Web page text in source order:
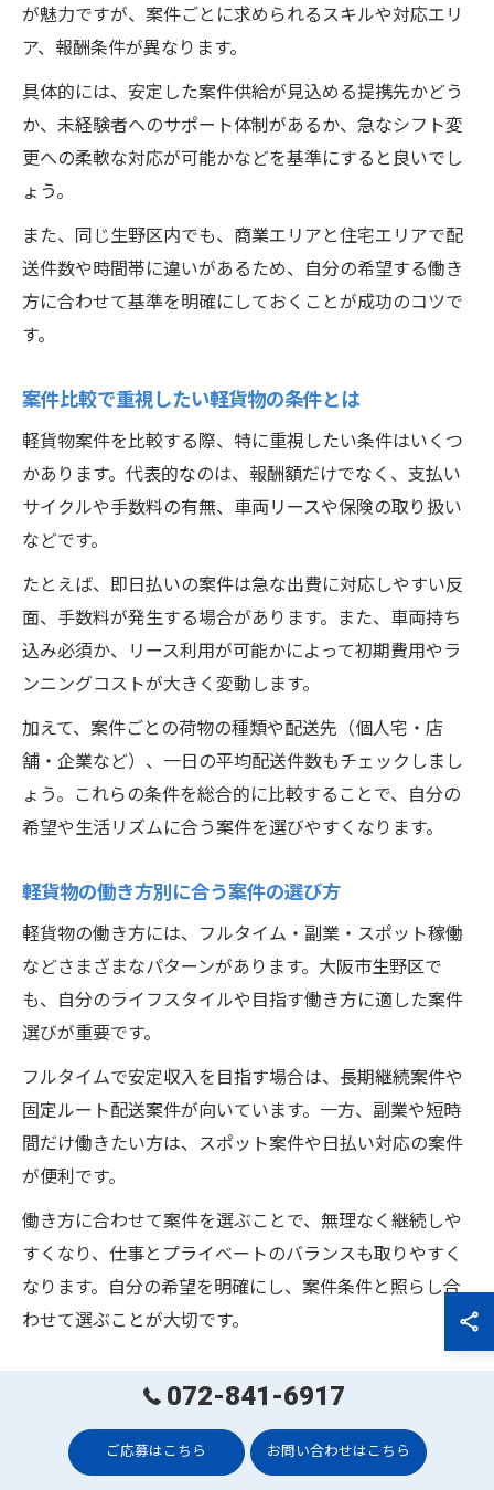
が魅力ですが、案件ごとに求められるスキルや対応エリ
ア、報酬条件が異なります。
具体的には、安定した案件供給が見込める提携先かどう
か、未経験者へのサポート体制があるか、急なシフト変
更への柔軟な対応が可能かなどを基準にすると良いでし
ょう。
また、同じ生野区内でも、商業エリアと住宅エリアで配
送件数や時間帯に違いがあるため、自分の希望する働き
方に合わせて基準を明確にしておくことが成功のコツで
す。
案件比較で重視したい軽貨物の条件とは
軽貨物案件を比較する際、特に重視したい条件はいくつ
かあります。代表的なのは、報酬額だけでなく、支払い
サイクルや手数料の有無、車両リースや保険の取り扱い
などです。
たとえば、即日払いの案件は急な出費に対応しやすい反
面、手数料が発生する場合があります。また、車両持ち
込み必須か、リース利用が可能かによって初期費用やラ
ンニングコストが大きく変動します。
加えて、案件ごとの荷物の種類や配送先（個人宅・店
舗・企業など）、一日の平均配送件数もチェックしまし
ょう。これらの条件を総合的に比較することで、自分の
希望や生活リズムに合う案件を選びやすくなります。
軽貨物の働き方別に合う案件の選び方
軽貨物の働き方には、フルタイム・副業・スポット稼働
などさまざまなパターンがあります。大阪市生野区で
も、自分のライフスタイルや目指す働き方に適した案件
選びが重要です。
フルタイムで安定収入を目指す場合は、長期継続案件や
固定ルート配送案件が向いています。一方、副業や短時
間だけ働きたい方は、スポット案件や日払い対応の案件
が便利です。
働き方に合わせて案件を選ぶことで、無理なく継続しや
すくなり、仕事とプライベートのバランスも取りやすく
なります。自分の希望を明確にし、案件条件と照らし合
わせて選ぶことが大切です。
生野区で失敗しない軽貨物案件比較術
生野区で軽貨物案件を比較する際に失敗しないために
は、複数の提携先や案件情報を集めて客観的に判断する
072-841-6917
ご応募はこちら お問い合わせはこちら